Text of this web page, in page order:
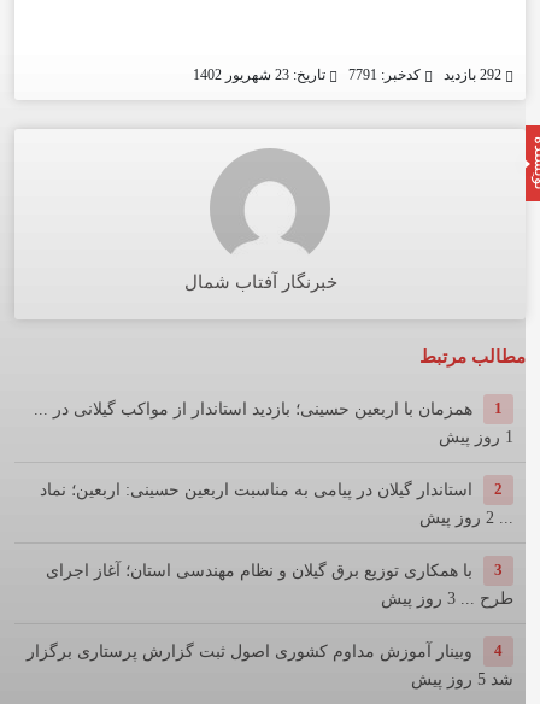
کدخبر: 7791 تاریخ: 23 شهریور 1402
خبرنگار آفتاب شمال
مطالب مرتبط
همزمان با اربعین حسینی؛ بازدید استاندار از مواکب گیلانی در ...
استاندار گیلان در پیامی به مناسبت اربعین حسینی: اربعین؛ نماد
با همکاری توزیع برق گیلان و نظام مهندسی استان؛ آغاز اجرای
طرح ...
وبینار آموزش مداوم کشوری اصول ثبت گزارش پرستاری برگزار
شد5 روز پیش